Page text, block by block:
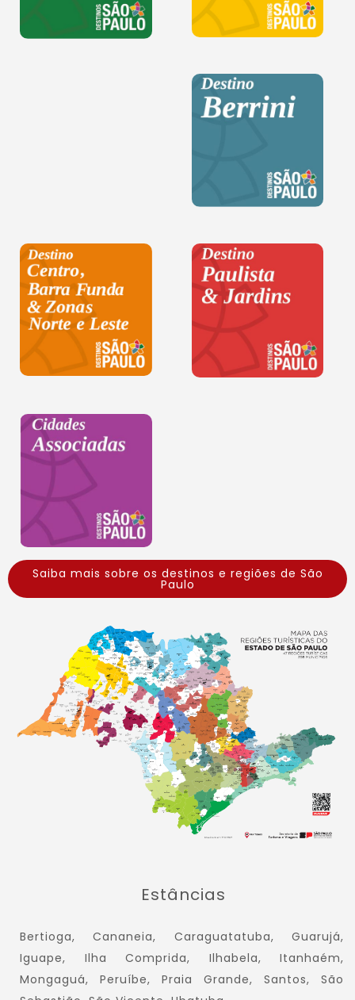
Saiba mais sobre os destinos e regiões de São
Paulo
Estâncias
Bertioga, Cananeia, Caraguatatuba, Guarujá,
Iguape, Ilha Comprida, Ilhabela, Itanhaém,
Mongaguá, Peruíbe, Praia Grande, Santos, São